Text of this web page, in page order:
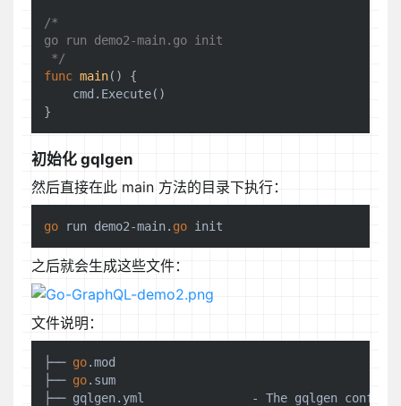
/*
go run demo2-main.go init
*/
func main()
{
    cmd.Execute()
初始化 gqlgen
然后直接在此 main 方法的目录下执行：
go run demo2-main. go
之后就会生成这些文件：
文件说明：
├── go.mod
├── go.sum
├── gqlgen.yml               - The gqlgen config